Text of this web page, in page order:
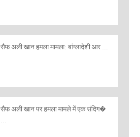
सैफ अली खान हमला मामला: बांग्लादेशी आर ...
सैफ अली खान पर हमला मामले में एक संदिग�
...